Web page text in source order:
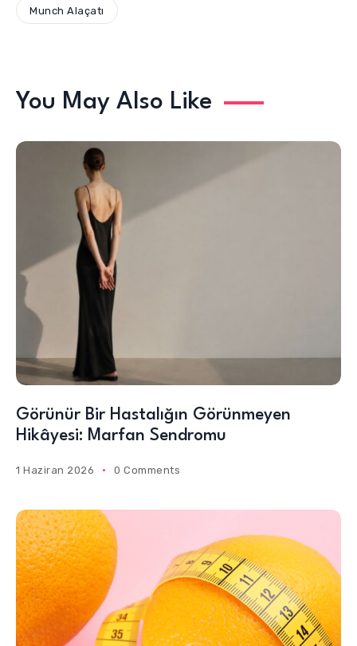
Munch Alaçatı
You May Also Like
Görünür Bir Hastalığın Görünmeyen
Hikâyesi: Marfan Sendromu
1 Haziran 2026 0 Comments